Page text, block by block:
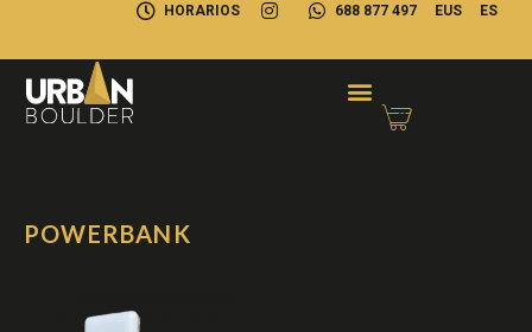
HORARIOS 688 877 497 EUS ES
POWERBANK